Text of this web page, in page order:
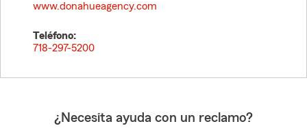
www.donahueagency.com
Teléfono:
718-297-5200
¿Necesita ayuda con un reclamo?